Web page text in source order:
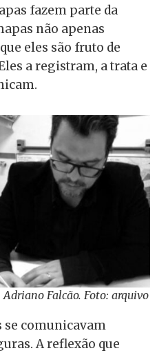
fazem parte da
não apenas
eles são fruto de
a registram, a trata e
Adriano Falcão. Foto: arquivo
se comunicavam
A reflexão que